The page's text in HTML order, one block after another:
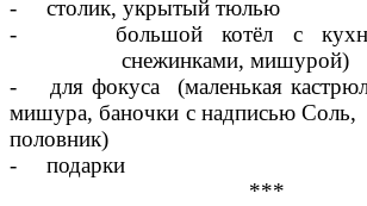
- столик, укрытый тюлью
- большой котёл с кухни
снежинками, мишурой)
- для фокуса (маленькая
мишура, баночки с надписью
половник)
- подарки
***